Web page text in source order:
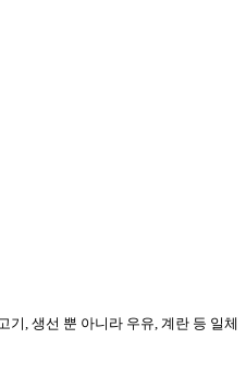
기, 생선 뿐 아니라 우유, 계란 등 일체